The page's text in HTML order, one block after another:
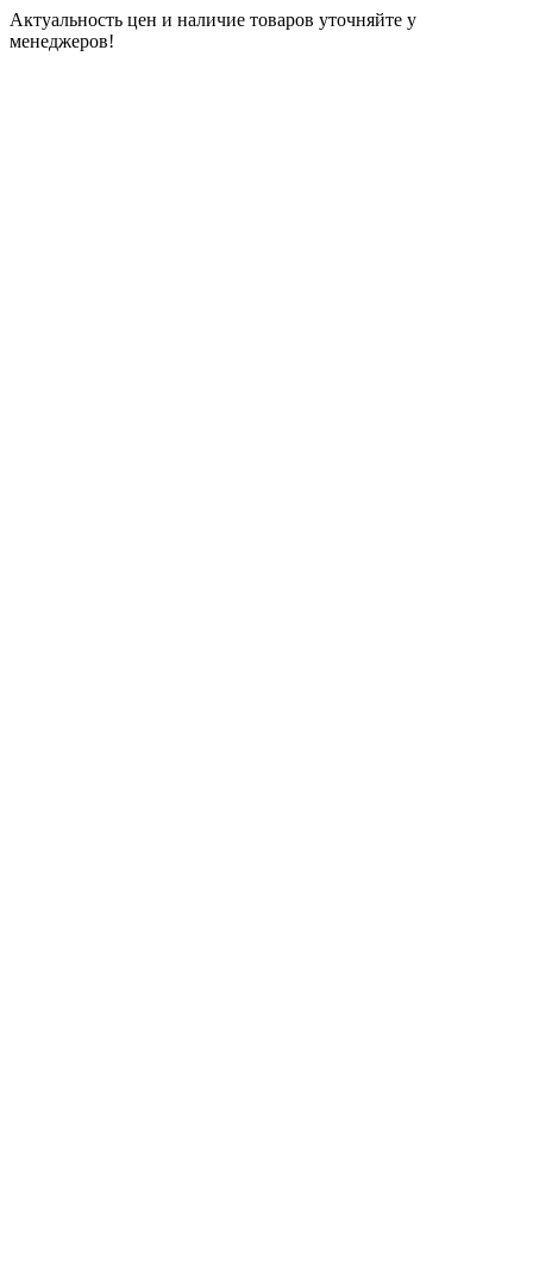
Актуальность цен и наличие товаров уточняйте у
менеджеров!